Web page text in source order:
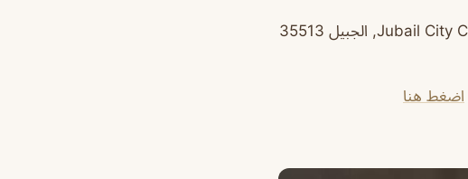
: Abu Bakr El Seddik Rd ابو بكر الصديق، الجبيل البلد، Jubail City Center, الجبيل 35513
اضغط هنا